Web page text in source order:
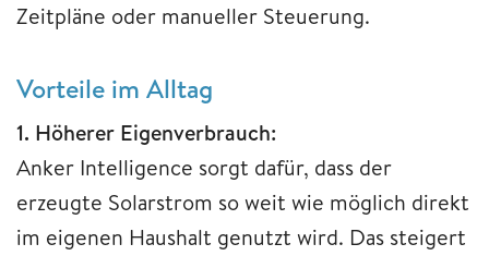
Zeitpläne oder manueller Steuerung.
Vorteile im Alltag
1. Höherer Eigenverbrauch:
Anker Intelligence sorgt dafür, dass der
erzeugte Solarstrom so weit wie möglich direkt
im eigenen Haushalt genutzt wird. Das steigert